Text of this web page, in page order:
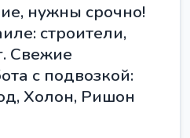
нужны срочно!
строители,
Свежие
с подвозкой:
Холон, Ришон